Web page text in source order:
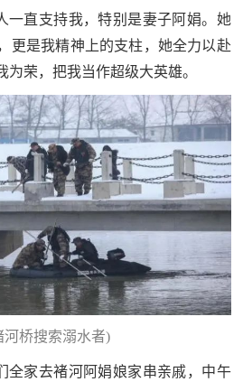
一直支持我，特别是妻子阿娟。她
更是我精神上的支柱，她全力以赴
荣，把我当作超级大英雄。
河桥搜索溺水者)
全家去褚河阿娟娘家串亲戚，中午